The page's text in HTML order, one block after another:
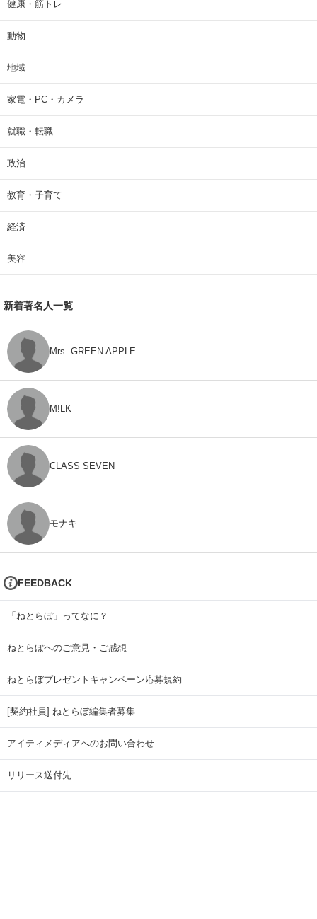
健康・筋トレ
動物
地域
家電・PC・カメラ
就職・転職
政治
教育・子育て
経済
美容
新着著名人一覧
Mrs. GREEN APPLE
M!LK
CLASS SEVEN
モナキ
FEEDBACK
「ねとらぼ」ってなに？
ねとらぼへのご意見・ご感想
ねとらぼプレゼントキャンペーン応募規約
[契約社員] ねとらぼ編集者募集
アイティメディアへのお問い合わせ
リリース送付先